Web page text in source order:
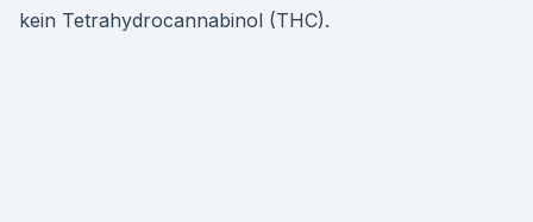
kein Tetrahydrocannabinol (THC).